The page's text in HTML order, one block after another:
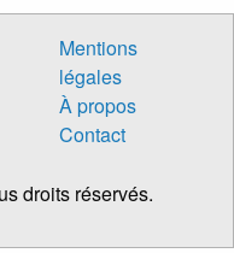
Mentions
légales
À propos
Contact
droits réservés.